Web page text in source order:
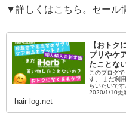
▼詳しくはこちら。セール
【おトク
プリやケ
たことな
このブログ
す。 まだ利
らいたいで
2020/1/10更
hair-log.net